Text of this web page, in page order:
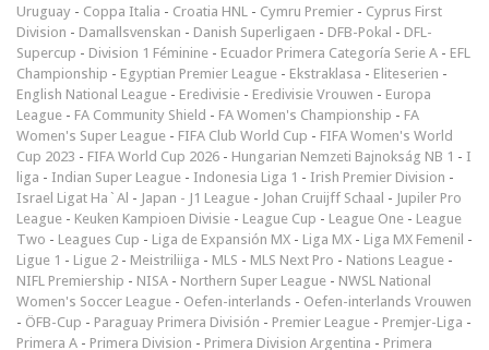
Uruguay - Coppa Italia - Croatia HNL - Cymru Premier - Cyprus First
Division - Damallsvenskan - Danish Superligaen - DFB-Pokal - DFL-
Supercup - Division 1 Féminine - Ecuador Primera Categoría Serie A - EFL
Championship - Egyptian Premier League - Ekstraklasa - Eliteserien -
English National League - Eredivisie - Eredivisie Vrouwen - Europa
League - FA Community Shield - FA Women's Championship - FA
Women's Super League - FIFA Club World Cup - FIFA Women's World
Cup 2023 - FIFA World Cup 2026 - Hungarian Nemzeti Bajnokság NB 1 - I
liga - Indian Super League - Indonesia Liga 1 - Irish Premier Division -
Israel Ligat Ha`Al - Japan - J1 League - Johan Cruijff Schaal - Jupiler Pro
League - Keuken Kampioen Divisie - League Cup - League One - League
Two - Leagues Cup - Liga de Expansión MX - Liga MX - Liga MX Femenil -
Ligue 1 - Ligue 2 - Meistriliiga - MLS - MLS Next Pro - Nations League -
NIFL Premiership - NISA - Northern Super League - NWSL National
Women's Soccer League - Oefen-interlands - Oefen-interlands Vrouwen
- ÖFB-Cup - Paraguay Primera División - Premier League - Premjer-Liga -
Primera A - Primera Division - Primera Division Argentina - Primera